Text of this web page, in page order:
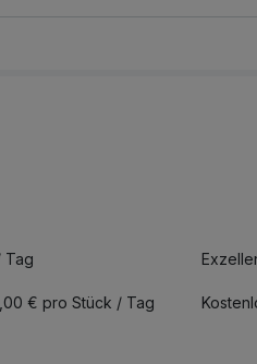
aus der regionalen
Tag
€ pro Stück / Tag